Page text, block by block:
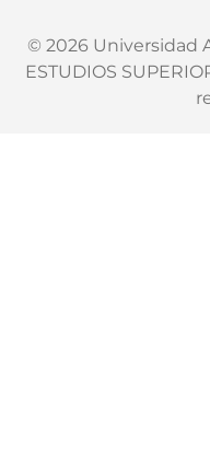
© 2026 Universidad
ESTUDIOS